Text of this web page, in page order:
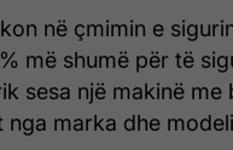
në çmimin e
më shumë për të
sesa një makinë me
nga marka dhe